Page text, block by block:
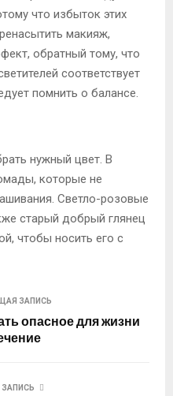
что избыток этих
макияж,
обратный тому, что
соответствует
помнить о балансе.
нужный цвет. В
которые не
Светло-розовые
старый добрый глянец
чтобы носить его с
ЗАПИСЬ
опасное для жизни